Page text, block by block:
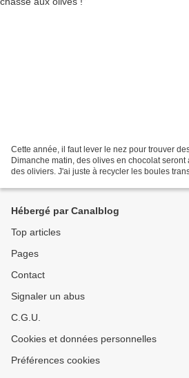
Cette année, il faut lever le nez pour trouver
Dimanche matin, des olives en chocolat
des oliviers. J'ai juste à recycler les boules
Hébergé par Canalblog
Top articles
Pages
Contact
Signaler un abus
C.G.U.
Cookies et données personnelles
Préférences cookies